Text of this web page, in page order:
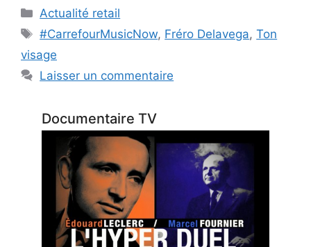
Catégories
Actualité retail
Étiquettes
#CarrefourMusicNow, Fréro Delavega,Ton
visage
Laisser un commentaire
Documentaire TV